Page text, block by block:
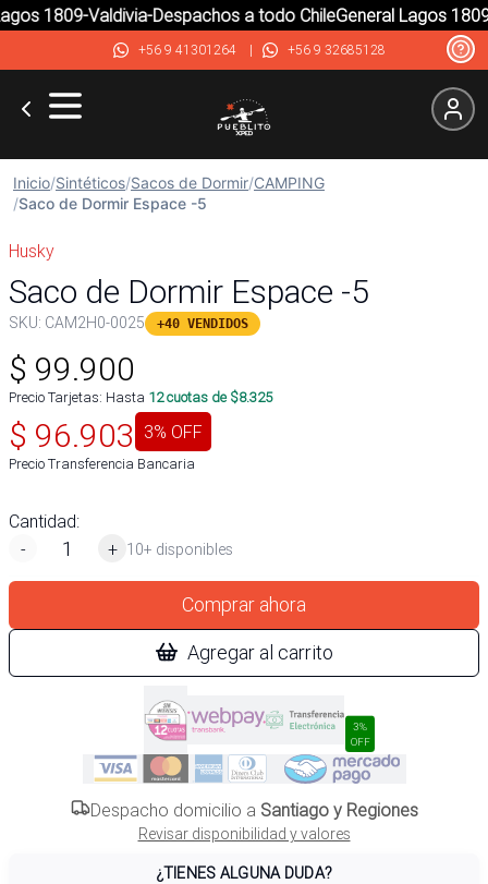
1809-Valdivia-Despachos a todo ChileGeneral Lagos
+56 9 41301264| +56 9 32685128
Inicio/Sintéticos/Sacos de Dormir/CAMPING
/Saco de Dormir Espace -5
Husky
Saco de Dormir Espace -5
SKU: CAM2H0-0025 +40 VENDIDOS
$ 99.900
Precio Tarjetas: Hasta 12cuotas de $8.325
$ 96.903 3% OFF
Precio Transferencia Bancaria
Cantidad:
-
+ 10+ disponibles
Comprar ahora
Agregar al carrito
3%
OFF
Despacho domicilio a Santiago y Regiones
Revisar disponibilidad y valores
¿TIENES ALGUNA DUDA?